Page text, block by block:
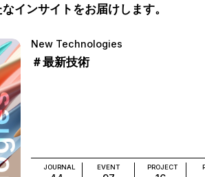
インサイトをお届けします。
New Technologies
＃最新技術
JOURNAL EVENT PROJECT